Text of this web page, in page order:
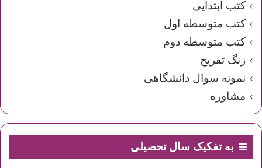
کتب ابتدایی
کتب متوسطه اول
کتب متوسطه دوم
زنگ تفریح
نمونه سوال دانشگاهی
مشاوره
به تفکیک سال تحصیلی